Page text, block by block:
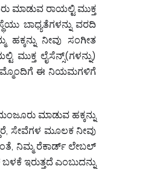
ರಾಯಲ್ಟಿ ಮುಕ್ತ
ಬಾಧ್ಯತೆಗಳನ್ನು ವರದಿ
ನೀವು ಸಂಗೀತ
ಲೈಸೆನ್ಸ್‌(ಗಳನ್ನು)
ಈ ನಿಯಮಗಳಿಗೆ
ಮಾಡುವ ಹಕ್ಕನ್ನು
ಸೇವೆಗಳ ಮೂಲಕ ನೀವು
ನಿಮ್ಮ ರೆಕಾರ್ಡ್ ಲೇಬಲ್‌
ಇರುತ್ತದೆ ಎಂಬುದನ್ನು